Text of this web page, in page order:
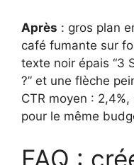
Après : gros plan
café fumante sur
texte noir épais “3
?” et une flèche
CTR moyen : 2,4%,
pour le même
FAQ :